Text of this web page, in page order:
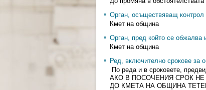
Орган, осъществяващ контрол
Кмет на община
Орган, пред който се обжалва
Кмет на община
Ред, включително срокове за
По реда и в сроковете,
АКО В ПОСОЧЕНИЯ СРОК
ДО КМЕТА НА ОБЩИНА